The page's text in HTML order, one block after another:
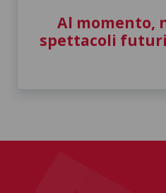
Al momento,
spettacoli